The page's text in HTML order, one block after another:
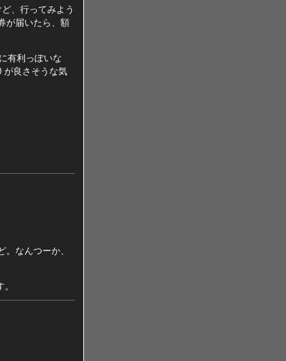
、行ってみよう
が届いたら、額
有利っぽいな
が良さそうな気
なんつーか、